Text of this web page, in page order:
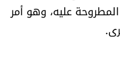
عليه، وهو أمر